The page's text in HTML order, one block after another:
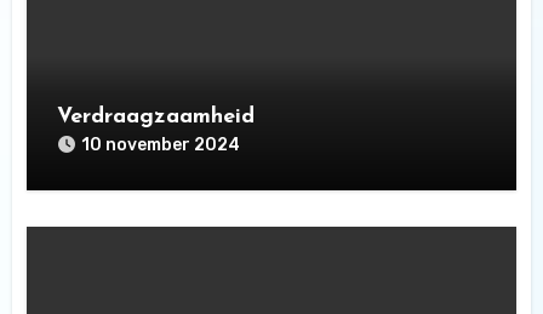
Verdraagzaamheid
10 november 2024